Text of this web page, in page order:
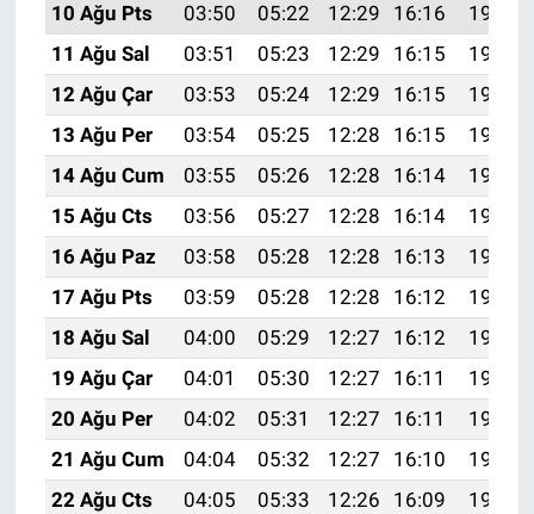
10 Ağu Pts
03:50 05:22 12:29 16:16
19:25
11 Ağu Sal
03:51 05:23 12:29 16:15
19:24
12 Ağu Çar
03:53 05:24 12:29 16:15
19:23
13 Ağu Per
03:54 05:25 12:28 16:15
19:22
14 Ağu Cum
03:55 05:26 12:28 16:14
19:21
15 Ağu Cts
03:56 05:27 12:28 16:14
19:19
16 Ağu Paz
03:58 05:28 12:28 16:13
19:18
17 Ağu Pts
03:59 05:28 12:28 16:12
19:17
18 Ağu Sal
04:00 05:29 12:27 16:12
19:15
19 Ağu Çar
04:01 05:30 12:27 16:11
19:14
20 Ağu Per
04:02 05:31 12:27 16:11
19:13
21 Ağu Cum
04:04 05:32 12:27 16:10
19:11
22 Ağu Cts
04:05 05:33 12:26 16:09
19:10